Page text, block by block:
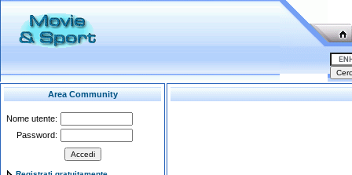
Area Community
Nome utente:
Password: